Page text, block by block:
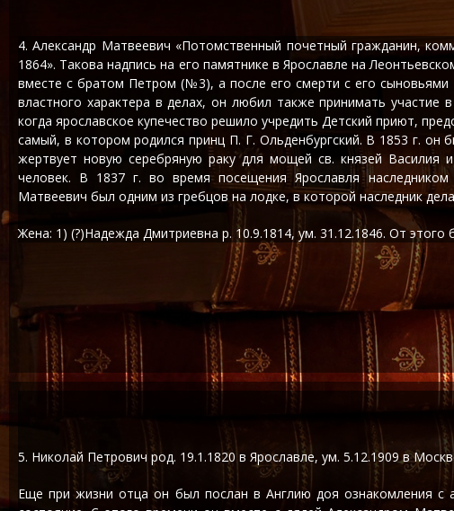
4. Александр Матвеевич «Потомственный почетный гражданин,
1864». Такова надпись на его памятнике в Ярославле на
вместе с братом Петром (№3), а после его смерти с его
властного характера в делах, он любил также принимать
когда ярославское купечество решило учредить Детский приют,
самый, в котором родился принц П. Г. Ольденбургский. В 1853 г. он
жертвует новую серебряную раку для мощей св. князей Василия
человек. В 1837 г. во время посещения Ярославля
Матвеевич был одним из гребцов на лодке, в которой наследник
Жена: 1) (?)Надежда Дмитриевна р. 10.9.1814, ум. 31.12.1846. От
5. Николай Петрович род. 19.1.1820 в Ярославле, ум. 5.12.1909 в
Еще при жизни отца он был послан в Англию доя ознакомления с